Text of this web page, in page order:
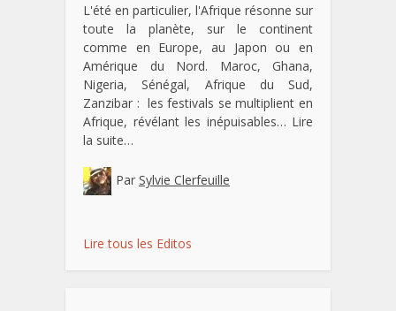
L'été en particulier, l'Afrique résonne sur
toute la planète, sur le continent
comme en Europe, au Japon ou en
Amérique du Nord. Maroc, Ghana,
Nigeria, Sénégal, Afrique du Sud,
Zanzibar : les festivals se multiplient en
Afrique, révélant les inépuisables… Lire
la suite…
Par Sylvie Clerfeuille
Lire tous les Editos